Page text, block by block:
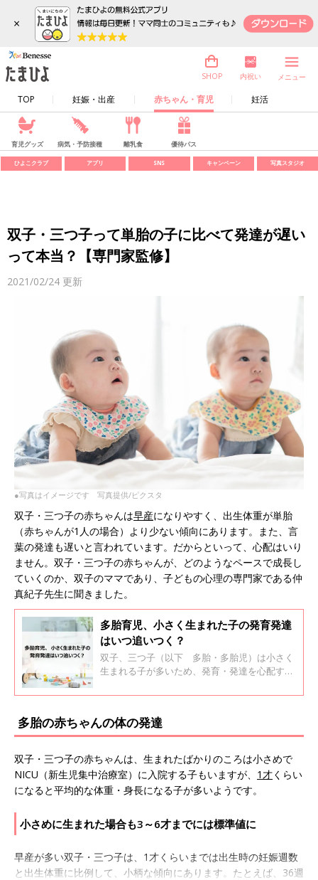
×
TOP 妊娠・出産 赤ちゃん・育児 妊活
SHOP 内祝い メニュー
育児グッズ 病気・予防接種 離乳食 優待パス
ひよこクラブ アプリ SNS キャンペーン 写真スタジオ
双子・三つ子って単胎の子に比べて発達が遅い
って本当？【専門家監修】
2021/02/24 更新
●写真はイメージです 写真提供/ピクスタ
双子・三つ子の赤ちゃんは早産になりやすく、出生体重が単胎
（赤ちゃんが1人の場合）より少ない傾向にあります。また、言
葉の発達も遅いと言われています。だからといって、心配はいり
ません。双子・三つ子の赤ちゃんが、どのようなペースで成長し
ていくのか、双子のママであり、子どもの心理の専門家である仲
真紀子先生に聞きました。
多胎育児、小さく生まれた子の発育発達
はいつ追いつく？
双子、三つ子（以下 多胎・多胎児）は小さく
生まれる子が多いため、発育・発達を心配する
ついて、双子のママであり、日本多胎支援協会
施晴美先生に話を聞きました。
多胎の赤ちゃんの体の発達
双子・三つ子の赤ちゃんは、生まれたばかりのころは小さめで
NICU（新生児集中治療室）に入院する子もいますが、 1才くらい
になると平均的な体重・身長になる子が多いようです。
小さめに生まれた場合も3～6才までには標準値に
早産が多い双子・三つ子は、1才くらいまでは出生時の妊娠週数
と出生体重に比例して、小柄な傾向にあります。たとえば、36週